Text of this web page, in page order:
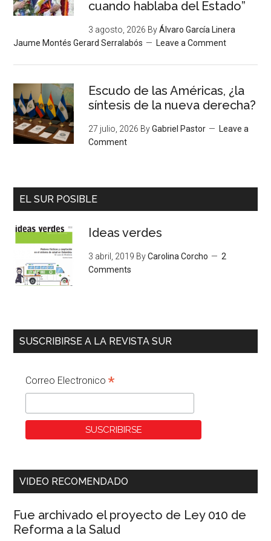
cuando hablaba del Estado”
3 agosto, 2026 ByÁlvaro García Linera
Jaume Montés Gerard Serralabós
Leave a Comment
Escudo de las Américas, ¿la
síntesis de la nueva derecha?
27 julio, 2026 ByGabriel Pastor
Leave a
Comment
EL SUR POSIBLE
Ideas verdes
3 abril, 2019 ByCarolina Corcho
2
Comments
SUSCRIBIRSE A LA REVISTA SUR
Correo Electronico*
VIDEO RECOMENDADO
Fue archivado el proyecto de Ley 010 de
Reforma a la Salud